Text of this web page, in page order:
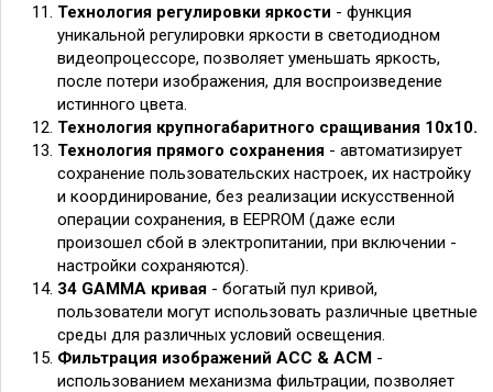
Технология регулировки яркости - функция
уникальной регулировки яркости в светодиодном
видеопроцессоре, позволяет уменьшать яркость,
после потери изображения, для воспроизведение
истинного цвета.
Технология крупногабаритного сращивания 10х10.
Технология прямого сохранения - автоматизирует
сохранение пользовательских настроек, их настройку
и координирование, без реализации искусственной
операции сохранения, в EEPROM (даже если
произошел сбой в электропитании, при включении -
настройки сохраняются).
34 GAMMA кривая - богатый пул кривой,
пользователи могут использовать различные цветные
среды для различных условий освещения.
Фильтрация изображений ACC & ACM -
использованием механизма фильтрации, позволяет